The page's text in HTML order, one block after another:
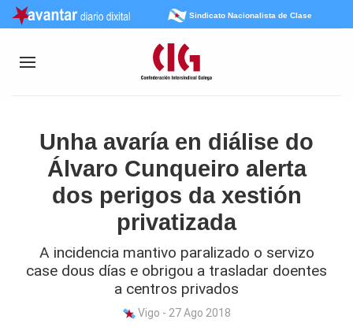
Sindicato Nacionalista de Clase
Unha avaría en diálise do
Álvaro Cunqueiro alerta
dos perigos da xestión
privatizada
A incidencia mantivo paralizado o servizo
case dous días e obrigou a trasladar doentes
a centros privados
Vigo - 27 Ago 2018